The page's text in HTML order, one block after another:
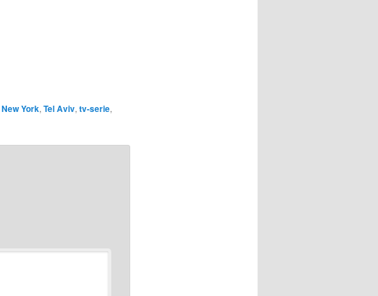
New York,Tel Aviv,tv-serie,